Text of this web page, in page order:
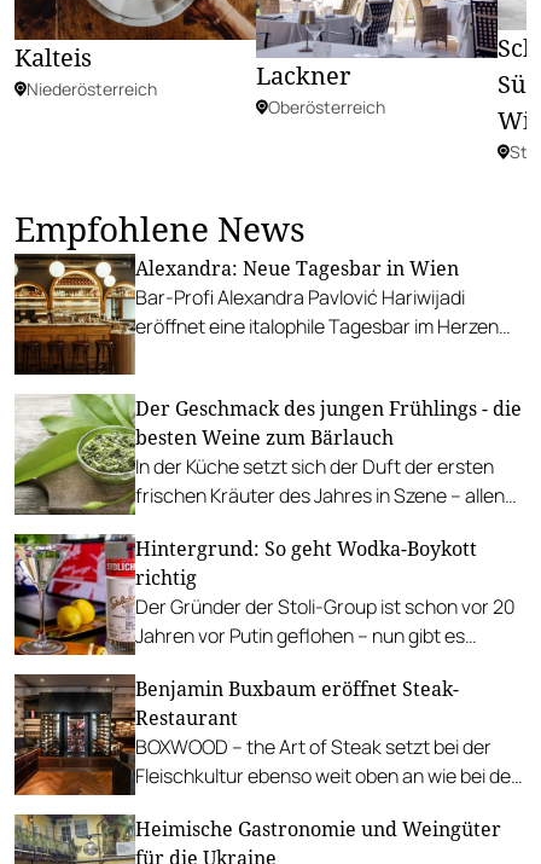
Kalteis
Niederösterreich Lackner
Oberösterreich
Empfohlene News
Alexandra: Neue Tagesbar in Wien
Bar-Profi Alexandra Pavlović Hariwijadi
eröffnet eine italophile Tagesbar im Herzen
Der Geschmack des jungen Frühlings - die
besten Weine zum Bärlauch
In der Küche setzt sich der Duft der ersten
frischen Kräuter des Jahres in Szene – allen
Hintergrund: So geht Wodka-Boykott
richtig
Der Gründer der Stoli-Group ist schon vor 20
Jahren vor Putin geflohen – nun gibt es
Österreich ist die russische Variante im
Handel. Für eine schärfere Unterscheidung
wird die westliche Version nun in "Stoli"
umbenannt.
Benjamin Buxbaum eröffnet Steak-
Restaurant
BOXWOOD – the Art of Steak setzt bei der
Fleischkultur ebenso weit oben an wie bei der
Heimische Gastronomie und Weingüter
für die Ukraine